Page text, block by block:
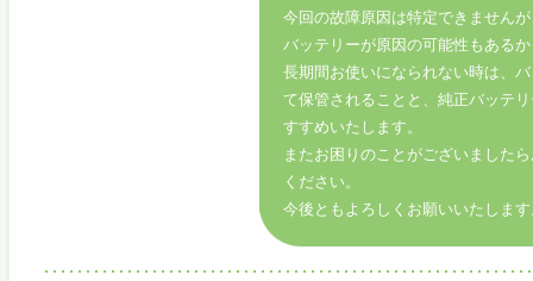
今回の故障原因は特定できません
バッテリーが原因の可能性もある
長期間お使いになられない時は、
て保管されることと、純正バッテ
すすめいたします。
またお困りのことがございました
ください。
今後ともよろしくお願いいたしま